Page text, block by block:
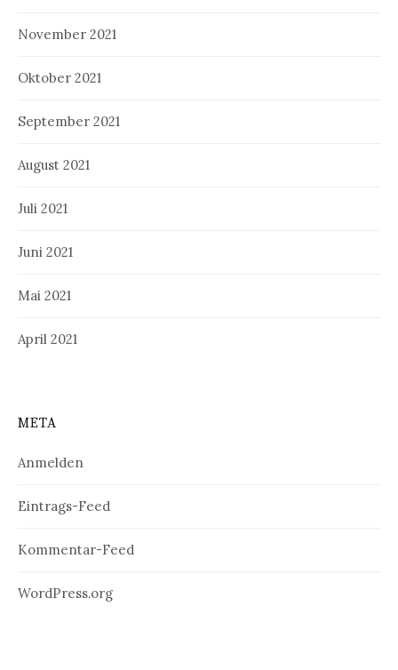
November 2021
Oktober 2021
September 2021
August 2021
Juli 2021
Juni 2021
Mai 2021
April 2021
META
Anmelden
Eintrags-Feed
Kommentar-Feed
WordPress.org